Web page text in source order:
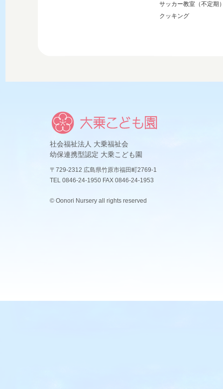
サッカー教室（不定期
クッキング
社会福祉法人 大乗福祉会
幼保連携型認定 大乗こども園
〒729-2312 広島県竹原市福田町2769-1
TEL 0846-24-1950 FAX 0846-24-1953
© Oonori Nursery all rights reserved